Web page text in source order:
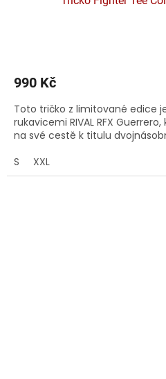
990 Kč
Toto tričko z limitované edice
rukavicemi RIVAL RFX
na své cestě k titulu
S
XXL